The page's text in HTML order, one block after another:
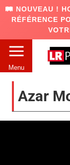
🛤️ NOUVEAU !
RÉFÉRENCE
Menu
Azar